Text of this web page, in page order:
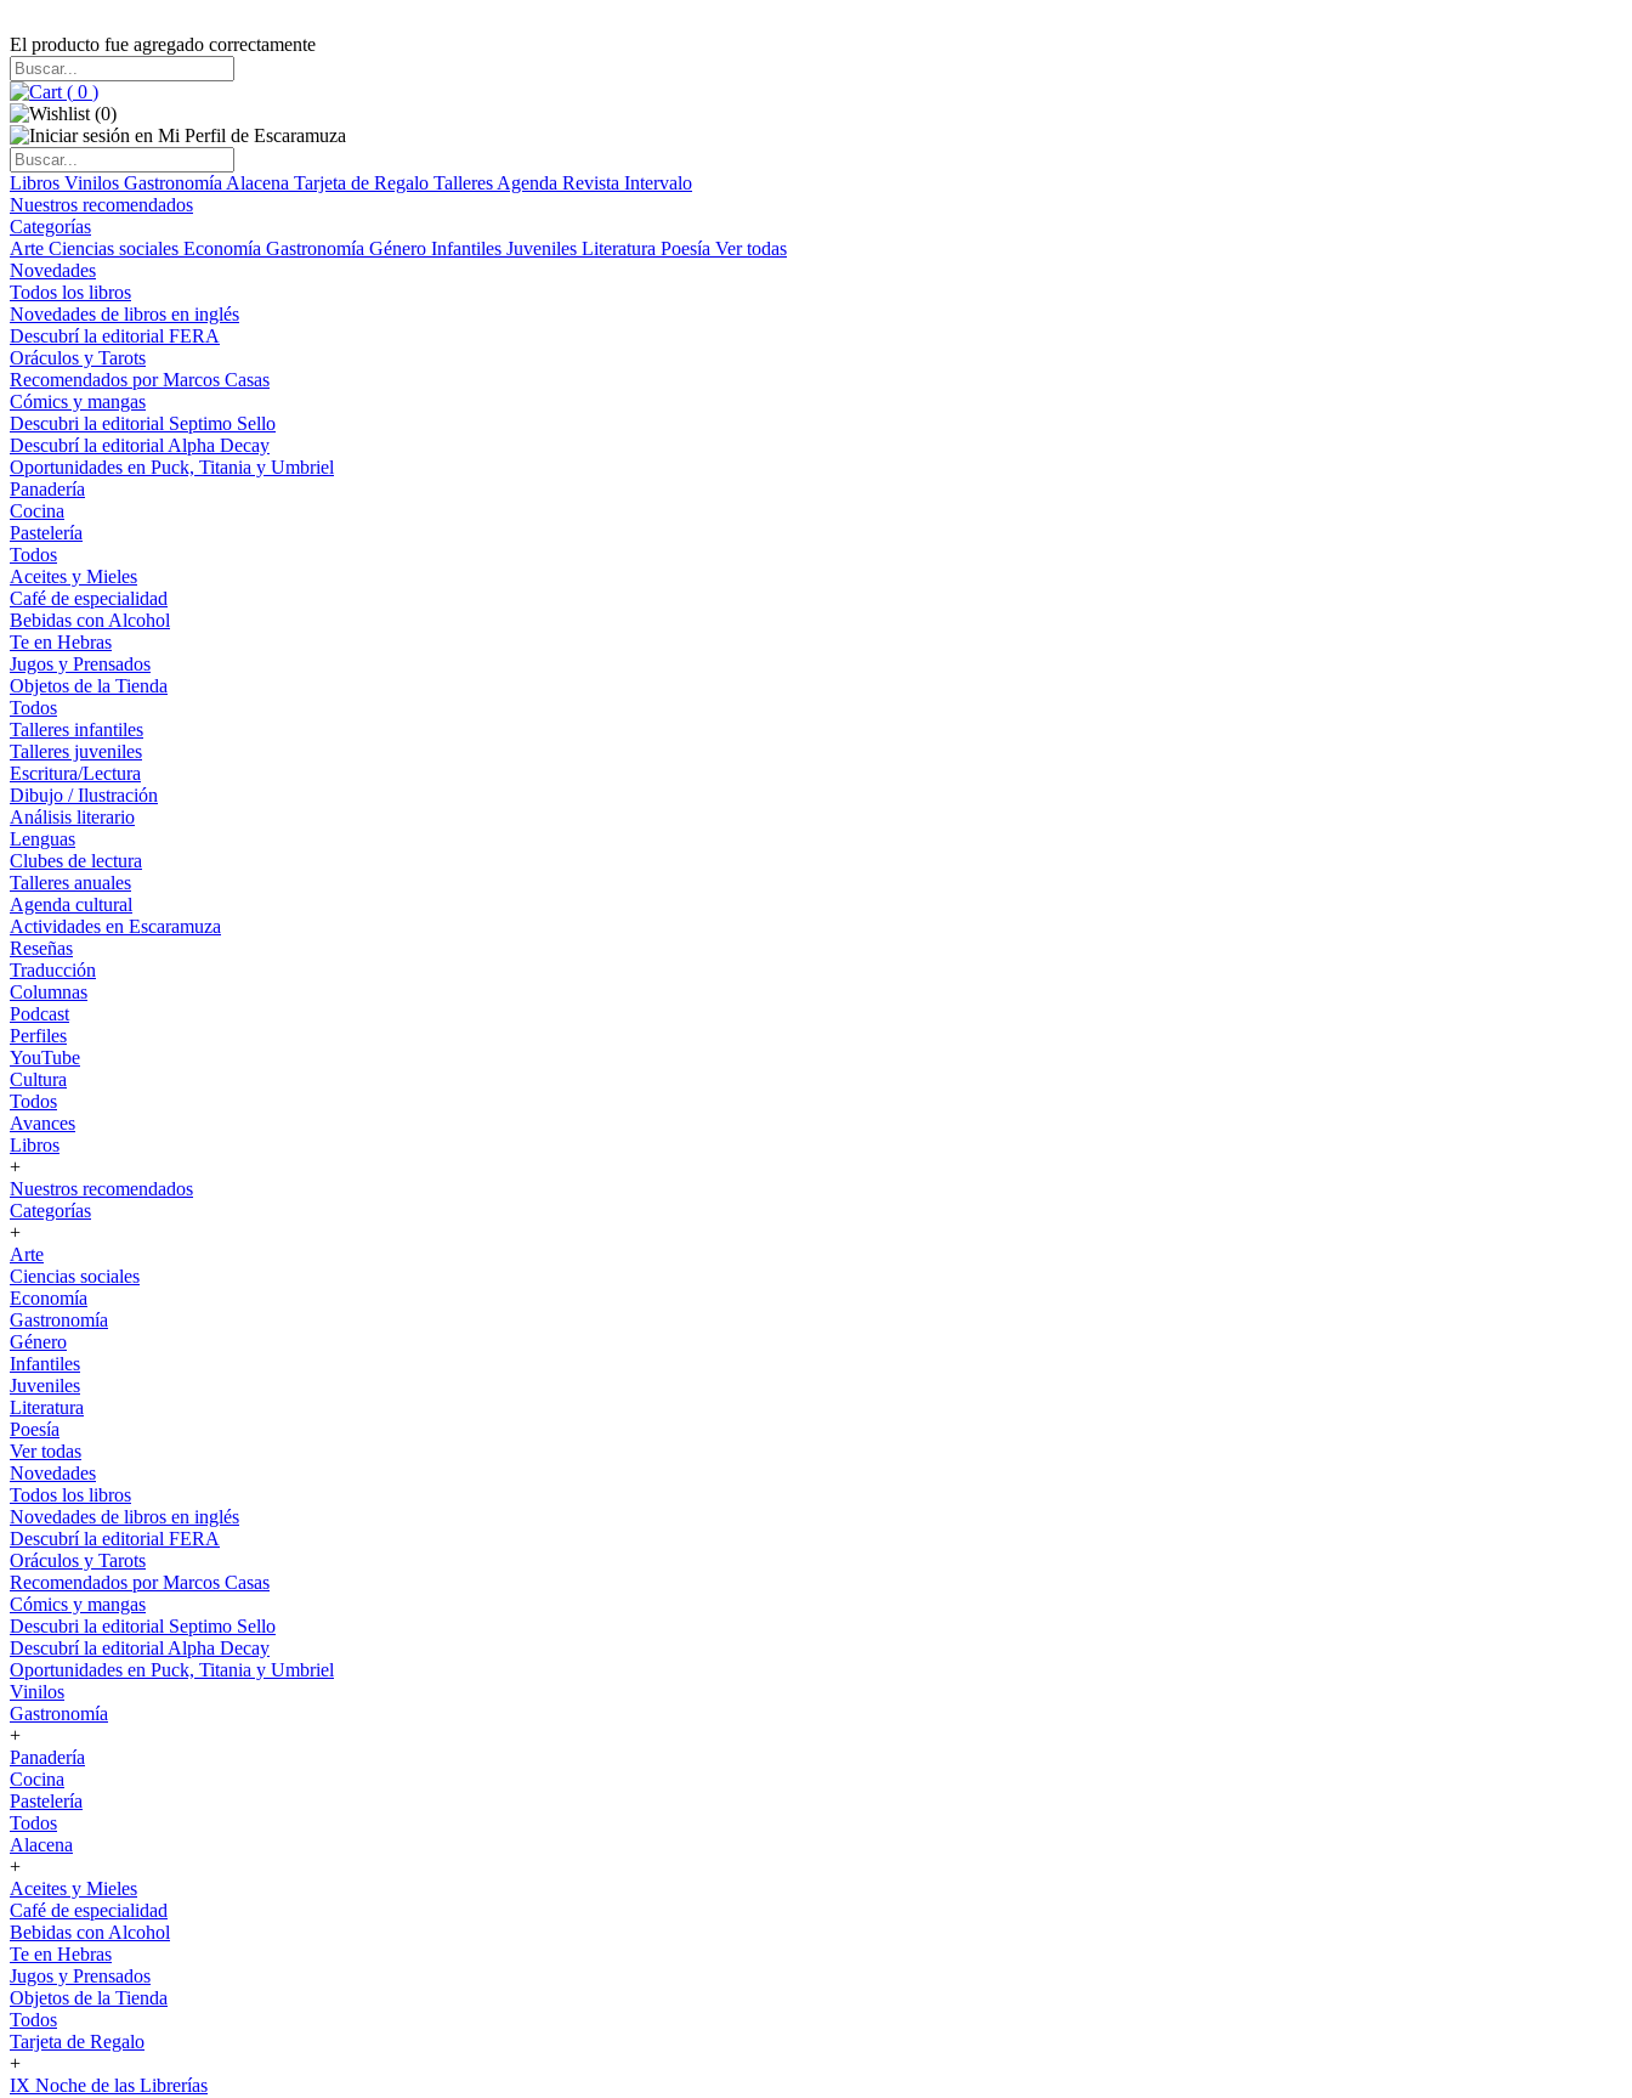
El producto fue agregado correctamente
( 0 )
(0)
Libros Vinilos Gastronomía Alacena Tarjeta de Regalo Talleres Agenda Revista Intervalo
Nuestros recomendados
Categorías
Arte Ciencias sociales Economía Gastronomía Género Infantiles Juveniles Literatura Poesía Ver todas
Novedades
Todos los libros
Novedades de libros en inglés
Descubrí la editorial FERA
Oráculos y Tarots
Recomendados por Marcos Casas
Cómics y mangas
Descubri la editorial Septimo Sello
Descubrí la editorial Alpha Decay
Oportunidades en Puck, Titania y Umbriel
Panadería
Cocina
Pastelería
Todos
Aceites y Mieles
Café de especialidad
Bebidas con Alcohol
Te en Hebras
Jugos y Prensados
Objetos de la Tienda
Todos
Talleres infantiles
Talleres juveniles
Escritura/Lectura
Dibujo / Ilustración
Análisis literario
Lenguas
Clubes de lectura
Talleres anuales
Agenda cultural
Actividades en Escaramuza
Reseñas
Traducción
Columnas
Podcast
Perfiles
YouTube
Cultura
Todos
Avances
Libros
+
Nuestros recomendados
Categorías
+
Arte
Ciencias sociales
Economía
Gastronomía
Género
Infantiles
Juveniles
Literatura
Poesía
Ver todas
Novedades
Todos los libros
Novedades de libros en inglés
Descubrí la editorial FERA
Oráculos y Tarots
Recomendados por Marcos Casas
Cómics y mangas
Descubri la editorial Septimo Sello
Descubrí la editorial Alpha Decay
Oportunidades en Puck, Titania y Umbriel
Vinilos
Gastronomía
+
Panadería
Cocina
Pastelería
Todos
Alacena
+
Aceites y Mieles
Café de especialidad
Bebidas con Alcohol
Te en Hebras
Jugos y Prensados
Objetos de la Tienda
Todos
Tarjeta de Regalo
+
IX Noche de las Librerías